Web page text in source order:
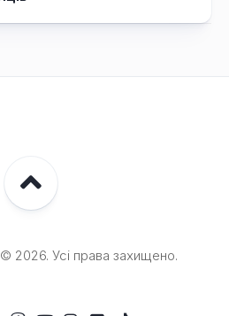
2026. Усі права захищено.